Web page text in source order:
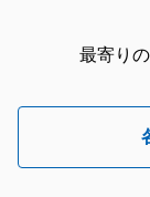
最寄り